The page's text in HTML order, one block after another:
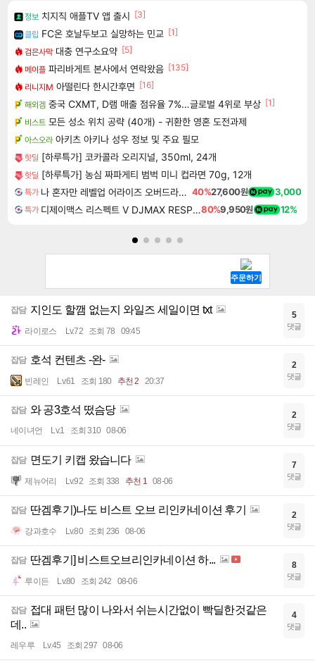
정보 치지직 애플TV 앱 출시 [3]
클립 FC온 호날두보고 실망하는 민교 [1]
검은사막 대충 연구소요약 [5]
메이플 파리바게트 본사에서 연락왔음 [135]
리니지M 아떨린다 한시간후면 [16]
해외겜 중국 CXMT, D램 매출 점유율 7%…글로벌 4위로 부상 [1]
비스트 모든 성소 위치 공략 (40개) - 귀환한 영혼 도전과제
아스오라 아키츠 아키나 성우 정보 및 주요 필모
핫딜 [하루특가] 코카콜라 오리지널, 350ml, 24개
핫딜 [하루특가] 농심 짜파게티 범벅 미니 컵라면 70g, 12개
특가 나 혼자만 레벨업 어라이즈 오버드라이브 Solo Leveling Arise 40%27,600원 3,000
특가 디제이맥스 리스펙트 V DJMAX RESPECT V80%9,950원 12%
잡담 지인도 할깸 없는지 와일즈 세일이면 txt
라이로스 Lv.72 조회 78 09:45
5
댓글
잡담 호석 컨텐츠 -완-
빈레인 Lv.61 조회 180 추천 2 20:37
2
댓글
잡담 와 공3호석 떴슴당
네이녀언 Lv.1 조회 310 08-06
2
댓글
잡담 면도기 키캡 왔습니다
제뉴어리 Lv.92 조회 338 추천 1 08-06
7
댓글
잡담 딴겜후기)나도 비스트 오브 리인카네이션 후기
강과호수 Lv.80 조회 236 08-06
2
댓글
잡담 딴겜후기] 비스트오브리인카네이션 하...
루이든 Lv.80 조회 242 08-06
8
댓글
잡담 접대 패턴 많이 나와서 쉬는시간없이 빡딜한것같은
데..
레우루 Lv.45 조회 297 08-06
4
댓글